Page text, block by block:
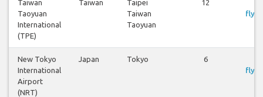
Taiwan
Taoyuan
International
(TPE)
Taiwan
Taipei
Taiwan
Taoyuan
12
New Tokyo
International
Airport
(NRT)
Japan Tokyo 6